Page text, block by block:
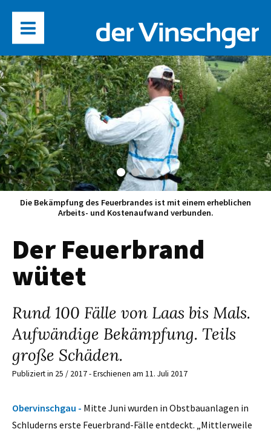
Die Bekämpfung des Feuerbrandes ist mit einem erheblichen
Arbeits- und Kostenaufwand verbunden.
Der Feuerbrand
wütet
Rund 100 Fälle von Laas bis Mals.
Aufwändige Bekämpfung. Teils
große Schäden.
Publiziert in 25 / 2017 - Erschienen am 11. Juli 2017
Obervinschgau - Mitte Juni wurden in Obstbauanlagen in
Schluderns erste Feuerbrand-­Fälle entdeckt. „Mittlerweile